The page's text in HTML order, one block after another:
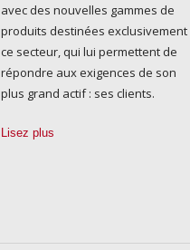
avec des nouvelles gammes de
produits destinées exclusivement
ce secteur, qui lui permettent de
répondre aux exigences de son
plus grand actif : ses clients.
Lisez plus